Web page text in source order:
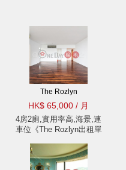
The Rozlyn
HK$ 65,000 / 月
4房2廁,實用率高,海景,連
車位《The Rozlyn出租單